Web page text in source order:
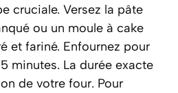
cruciale. Versez la pâte
ou un moule à cake
et fariné. Enfournez pour
minutes. La durée exacte
de votre four. Pour